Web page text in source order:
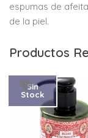
espumas de
de la piel.
Productos
Sin
Stock